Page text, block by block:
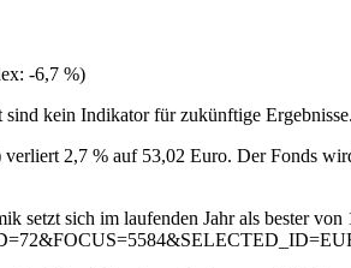
-6,7 %)
kein Indikator für zukünftige Ergebnisse.
2,7 % auf 53,02 Euro. Der Fonds
setzt sich im laufenden Jahr als bester